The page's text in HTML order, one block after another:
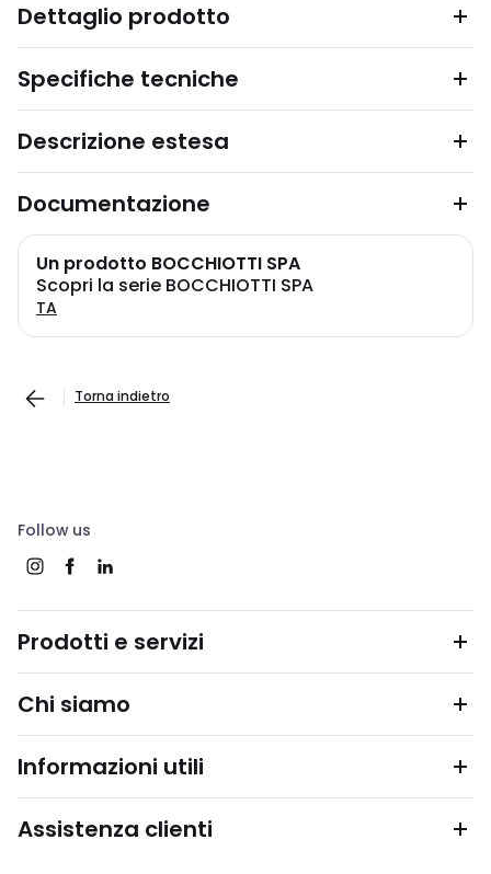
Dettaglio prodotto
Specifiche tecniche
Descrizione estesa
Documentazione
Un prodotto BOCCHIOTTI SPA
Scopri la serie BOCCHIOTTI SPA
TA
Torna indietro
Follow us
Prodotti e servizi
Chi siamo
Informazioni utili
Assistenza clienti